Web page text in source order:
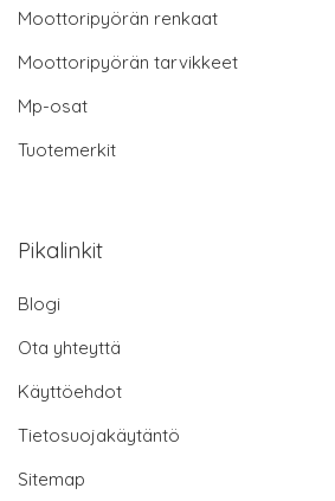
Moottoripyörän renkaat
Moottoripyörän tarvikkeet
Mp-osat
Tuotemerkit
Pikalinkit
Blogi
Ota yhteyttä
Käyttöehdot
Tietosuojakäytäntö
Sitemap